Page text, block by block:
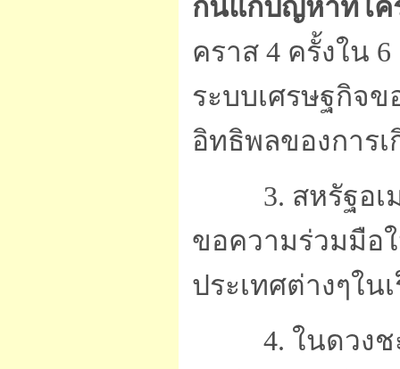
กันแก้ปัญหาที่โค
คราส 4 ครั้งใน
ระบบเศรษฐกิจ
อิทธิพลของการ
3. สหรัฐอเม
ขอความร่วมมือ
ประเทศต่างๆใน
4. ในดวงชะ